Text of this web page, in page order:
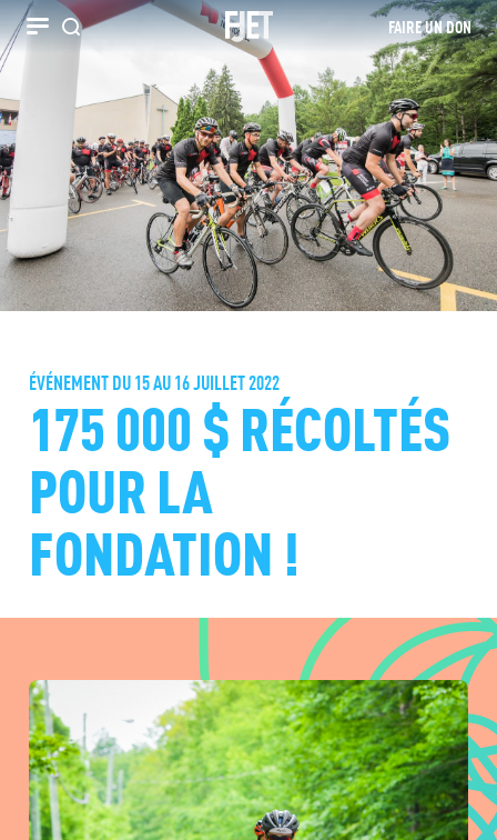
Recherche FAIRE UN DON
ÉVÉNEMENT DU 15 AU 16 JUILLET 2022
175 000 $ RÉCOLTÉS
POUR LA
FONDATION !